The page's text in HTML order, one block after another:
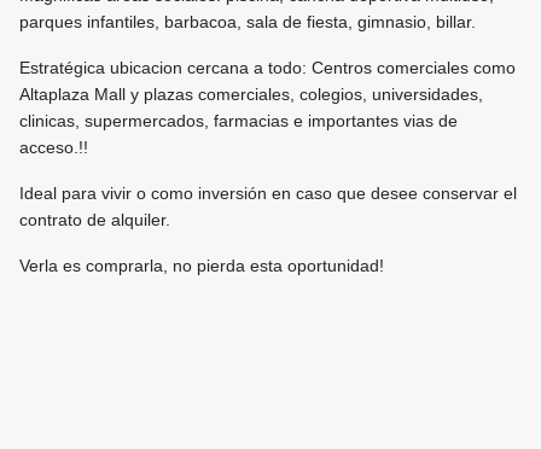
parques infantiles, barbacoa, sala de fiesta, gimnasio, billar.
Estratégica ubicacion cercana a todo: Centros comerciales como
Altaplaza Mall y plazas comerciales, colegios, universidades,
clinicas, supermercados, farmacias e importantes vias de
acceso.!!
Ideal para vivir o como inversión en caso que desee conservar el
contrato de alquiler.
Verla es comprarla, no pierda esta oportunidad!